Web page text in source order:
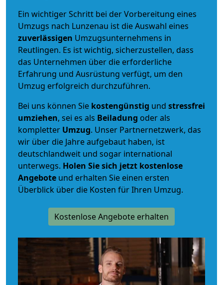
Ein wichtiger Schritt bei der Vorbereitung eines
Umzugs nach Lunzenau ist die Auswahl eines
zuverlässigen Umzugsunternehmens in
Reutlingen. Es ist wichtig, sicherzustellen, dass
das Unternehmen über die erforderliche
Erfahrung und Ausrüstung verfügt, um den
Umzug erfolgreich durchzuführen.
Bei uns können Sie kostengünstig und stressfrei
umziehen, sei es als Beiladung oder als
kompletter Umzug. Unser Partnernetzwerk, das
wir über die Jahre aufgebaut haben, ist
deutschlandweit und sogar international
unterwegs. Holen Sie sich jetzt kostenlose
Angebote und erhalten Sie einen ersten
Überblick über die Kosten für Ihren Umzug.
Kostenlose Angebote erhalten